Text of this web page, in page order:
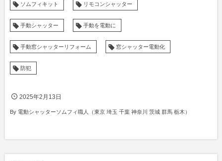
ソムフィキット リモコンシャッター
手動シャッター 手動を電動に
手動窓シャッターリフォーム 窓シャッター電動化
防犯
2025年2月13日
By 電動シャッターソムフィ職人（東京 埼玉 千葉 神奈川 茨城 群馬 栃木）